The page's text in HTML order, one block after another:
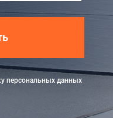
персональных данных